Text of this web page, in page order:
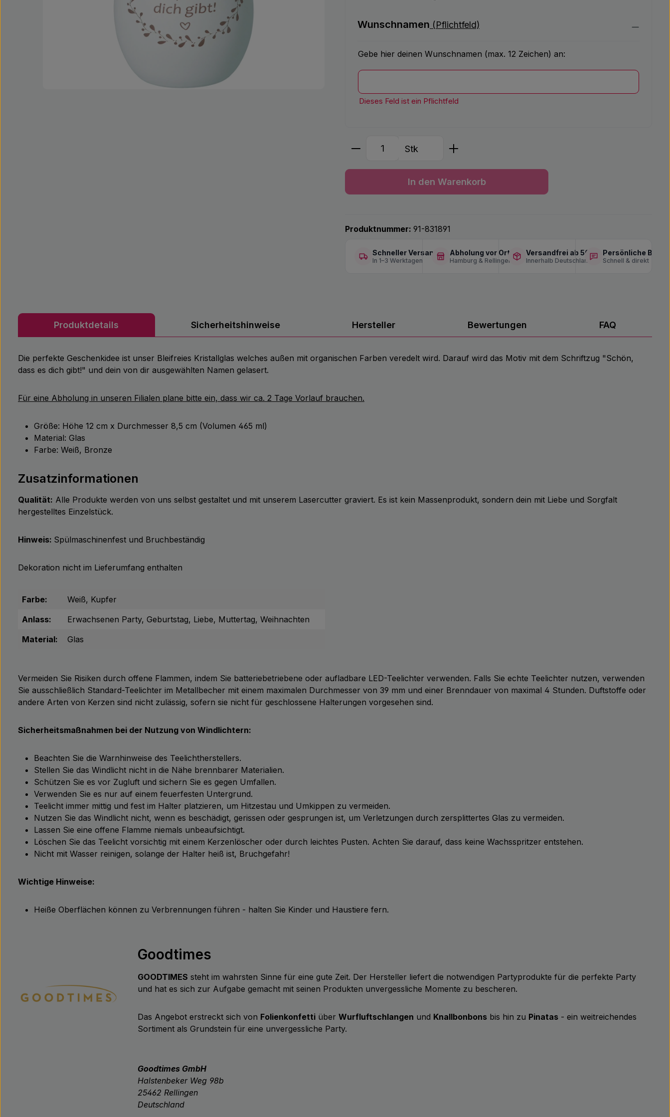
Wunschnamen (Pflichtfeld)
Gebe hier deinen Wunschnamen (max. 12 Zeichen) an:
Wunschnamen
Dieses Feld ist ein Pflichtfeld
Produkt Anzahl: Gib den gewünschten Wert ein oder
Stk
In den Warenkorb
Produktnummer: 91-831891
Schneller Versand
In 1–3 Werktagen
Abholung vor Ort
Hamburg & Rellingen
Versandfrei ab 50 €
Innerhalb Deutschlands
Persönliche
Schnell & direkt
Produktdetails Sicherheitshinweise Hersteller Bewertungen FAQ
Die perfekte Geschenkidee ist unser Bleifreies Kristallglas welches außen mit organischen Farben veredelt wird. Darauf wird das Motiv mit dem Schriftzug "Schön,
dass es dich gibt!" und dein von dir ausgewählten Namen gelasert.
Für eine Abholung in unseren Filialen plane bitte ein, dass wir ca. 2 Tage Vorlauf brauchen.
Größe: Höhe 12 cm x Durchmesser 8,5 cm (Volumen 465 ml)
Material: Glas
Farbe: Weiß, Bronze
Zusatzinformationen
Qualität: Alle Produkte werden von uns selbst gestaltet und mit unserem Lasercutter graviert. Es ist kein Massenprodukt, sondern dein mit Liebe und Sorgfalt
hergestelltes Einzelstück.
Hinweis: Spülmaschinenfest und Bruchbeständig
Dekoration nicht im Lieferumfang enthalten
Farbe:
Weiß, Kupfer
Anlass:
Erwachsenen Party, Geburtstag, Liebe, Muttertag, Weihnachten
Material:
Glas
Vermeiden Sie Risiken durch offene Flammen, indem Sie batteriebetriebene oder aufladbare LED-Teelichter verwenden. Falls Sie echte Teelichter nutzen, verwenden
Sie ausschließlich Standard-Teelichter im Metallbecher mit einem maximalen Durchmesser von 39 mm und einer Brenndauer von maximal 4 Stunden. Duftstoffe oder
andere Arten von Kerzen sind nicht zulässig, sofern sie nicht für geschlossene Halterungen vorgesehen sind.
Sicherheitsmaßnahmen bei der Nutzung von Windlichtern:
Beachten Sie die Warnhinweise des Teelichtherstellers.
Stellen Sie das Windlicht nicht in die Nähe brennbarer Materialien.
Schützen Sie es vor Zugluft und sichern Sie es gegen Umfallen.
Verwenden Sie es nur auf einem feuerfesten Untergrund.
Teelicht immer mittig und fest im Halter platzieren, um Hitzestau und Umkippen zu vermeiden.
Nutzen Sie das Windlicht nicht, wenn es beschädigt, gerissen oder gesprungen ist, um Verletzungen durch zersplittertes Glas zu vermeiden.
Lassen Sie eine offene Flamme niemals unbeaufsichtigt.
Löschen Sie das Teelicht vorsichtig mit einem Kerzenlöscher oder durch leichtes Pusten. Achten Sie darauf, dass keine Wachsspritzer entstehen.
Nicht mit Wasser reinigen, solange der Halter heiß ist, Bruchgefahr!
Wichtige Hinweise:
Heiße Oberflächen können zu Verbrennungen führen - halten Sie Kinder und Haustiere fern.
Goodtimes
GOODTIMES steht im wahrsten Sinne für eine gute Zeit. Der Hersteller liefert die notwendigen Partyprodukte für die perfekte Party
und hat es sich zur Aufgabe gemacht mit seinen Produkten unvergessliche Momente zu bescheren.
Das Angebot erstreckt sich von Folienkonfetti über Wurfluftschlangen und Knallbonbons bis hin zu Pinatas - ein weitreichendes
Sortiment als Grundstein für eine unvergessliche Party.
Goodtimes GmbH
Halstenbeker Weg 98b
25462 Rellingen
Deutschland